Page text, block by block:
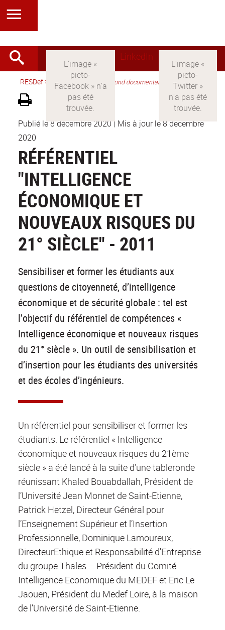
LinkedIn
RESDef> Version française Fond documentaire
Publié le 8 décembre 2020 | Mis à jour le 8 décembre
2020
RÉFÉRENTIEL
"INTELLIGENCE
ÉCONOMIQUE ET
NOUVEAUX RISQUES DU
21° SIÈCLE" - 2011
Sensibiliser et former les étudiants aux
questions de citoyenneté, d’intelligence
économique et de sécurité globale : tel est
l’objectif du référentiel de compétences «
Intelligence économique et nouveaux risques
du 21° siècle ». Un outil de sensibilisation et
d’insertion pour les étudiants des universités
et des écoles d’ingénieurs.
Un référentiel pour sensibiliser et former les
étudiants. Le référentiel « Intelligence
économique et nouveaux risques du 21ème
siècle » a été lancé à la suite d’une tableronde
réunissant Khaled Bouabdallah, Président de
l’Université Jean Monnet de Saint‐Etienne,
Patrick Hetzel, Directeur Général pour
l’Enseignement Supérieur et l’Insertion
Professionnelle, Dominique Lamoureux,
DirecteurEthique et Responsabilité d'Entreprise
du groupe Thales – Président du Comité
Intelligence Economique du MEDEF et Eric Le
Jaouen, Président du Medef Loire, à la maison
de l’Université de Saint‐Etienne.